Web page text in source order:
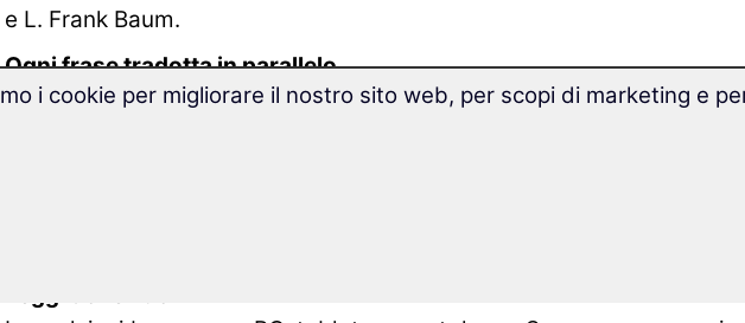
e L. Frank Baum.
Ogni frase tradotta in parallelo
Mostra solo Olandese, solo l'italiano o entrambi – oppure tieni
i cookie per migliorare il nostro sito web, per scopi di marketing e